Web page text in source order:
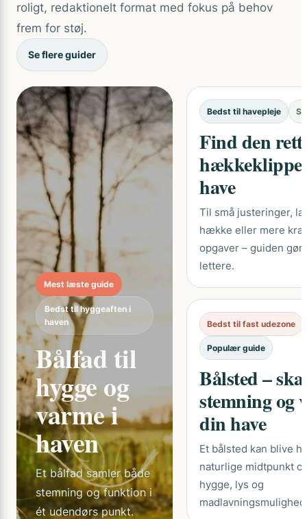
roligt, redaktionelt format med fokus på behov
frem for støj.
Se flere guider
Mest læste guide
Bedst til hyggeaften i
haven
Bålfad til
hygge og
varme i
haven
Et bålfad samler både
stemning og funktion i
ét udendørs punkt.
Bedst til havepleje
Find den
have
Til små justeringer,
hække eller mere
opgaver – guiden gør
lettere.
Bedst til fast udezone
Populær guide
Bålsted –
stemning og
din have
Et bålsted kan blive
naturlige midtpunkt
hygge, lys og